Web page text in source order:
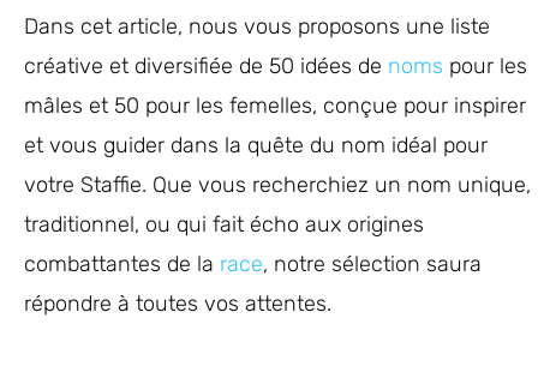
Dans cet article, nous vous proposons une liste
créative et diversifiée de 50 idées de noms pour les
mâles et 50 pour les femelles, conçue pour inspirer
et vous guider dans la quête du nom idéal pour
votre Staffie. Que vous recherchiez un nom unique,
traditionnel, ou qui fait écho aux origines
combattantes de la race, notre sélection saura
répondre à toutes vos attentes.